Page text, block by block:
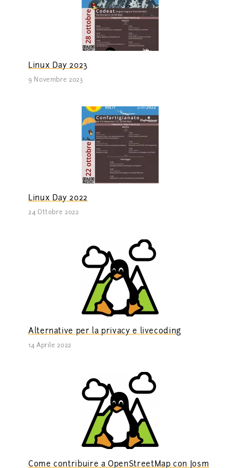
Linux Day 2023
9 Novembre 2023
Linux Day 2022
24 Ottobre 2022
Alternative per la privacy e livecoding
14 Aprile 2022
Come contribuire a OpenStreetMap con Josm